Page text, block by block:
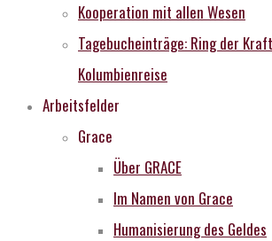
Kooperation mit allen Wesen
Tagebucheinträge: Ring der
Kolumbienreise
Arbeitsfelder
Grace
Über GRACE
Im Namen von Grace
Humanisierung des Geldes